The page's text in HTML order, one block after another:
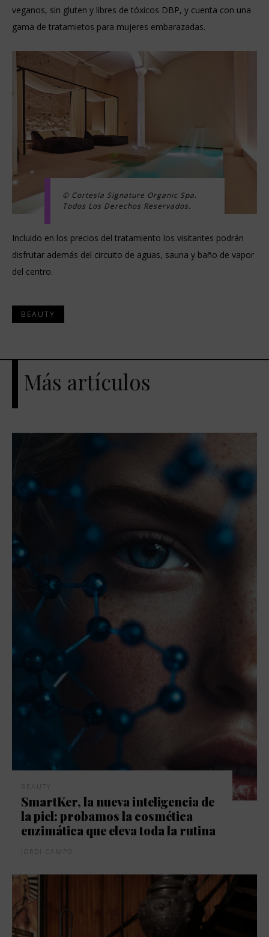
veganos, sin gluten y libres de tóxicos DBP, y cuenta con una
gama de tratamietos para mujeres embarazadas.
© Cortesía Signature Organic Spa.
Todos Los Derechos Reservados.
Incluido en los precios del tratamiento los visitantes podrán
disfrutar además del circuito de aguas, sauna y baño de vapor
del centro.
BEAUTY
Más artículos
BEAUTY
SmartKer, la nueva inteligencia de
la piel: probamos la cosmética
enzimática que eleva toda la rutina
JORDI CAMPO